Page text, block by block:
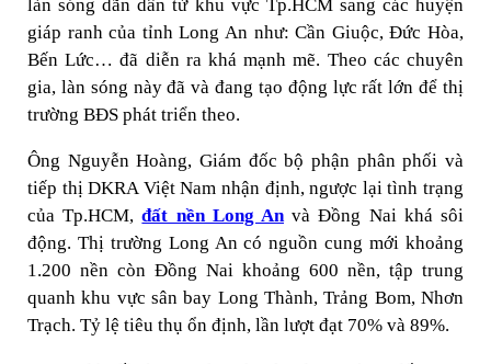
làn sóng dãn dân từ khu vực Tp.HCM sang các huyện
giáp ranh của tỉnh Long An như: Cần Giuộc, Đức Hòa,
Bến Lức… đã diễn ra khá mạnh mẽ. Theo các chuyên
gia, làn sóng này đã và đang tạo động lực rất lớn để thị
trường BĐS phát triển theo.
Ông Nguyễn Hoàng, Giám đốc bộ phận phân phối và
tiếp thị DKRA Việt Nam nhận định, ngược lại tình trạng
của Tp.HCM,đất nền Long An và Đồng Nai khá sôi
động. Thị trường Long An có nguồn cung mới khoảng
1.200 nền còn Đồng Nai khoảng 600 nền, tập trung
quanh khu vực sân bay Long Thành, Trảng Bom, Nhơn
Trạch. Tỷ lệ tiêu thụ ổn định, lần lượt đạt 70% và 89%.